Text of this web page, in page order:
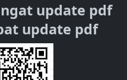
update pdf
update pdf